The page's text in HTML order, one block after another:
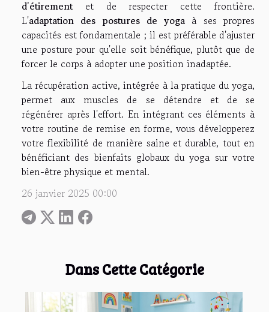
Dans Cette Catégorie
d'étirementet de respecter cette frontière.
L'adaptation des postures de yoga à ses propres
capacités est fondamentale ; il est préférable d'ajuster
une posture pour qu'elle soit bénéfique, plutôt que de
forcer le corps à adopter une position inadaptée.
La récupération active, intégrée à la pratique du yoga,
permet aux muscles de se détendre et de se
régénérer après l'effort. En intégrant ces éléments à
votre routine de remise en forme, vous développerez
votre flexibilité de manière saine et durable, tout en
bénéficiant des bienfaits globaux du yoga sur votre
bien-être physique et mental.
26 janvier 2025 00:00